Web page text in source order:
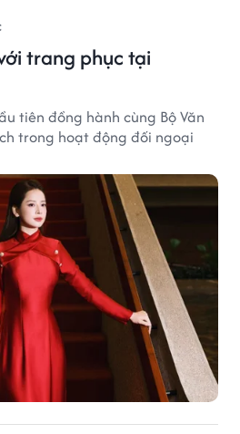
trang phục tại
tiên đồng hành cùng Bộ Văn
trong hoạt động đối ngoại